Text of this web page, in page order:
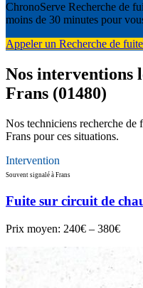
ChronoServe Recherche de
moins de 30 minutes pour
Appeler un Recherche de fuite
Nos interventions
Frans (01480)
Nos techniciens recherche de
Frans pour ces situations.
Intervention
Souvent signalé à Frans
Fuite sur circuit de
Prix moyen: 240€ – 380€